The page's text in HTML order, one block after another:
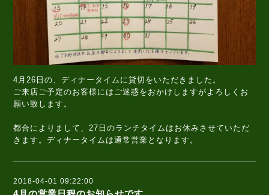
4月26日の、ディナータイムに貸切をいただきました。
ご来店ご予定のお客様にはご迷惑をおかけしますがよろしくお
願い致します。
都合によりまして、27日のランチタイムはお休みさせていただ
きます。ディナータイムは通常営業となります。
2018-04-01 09:22:00